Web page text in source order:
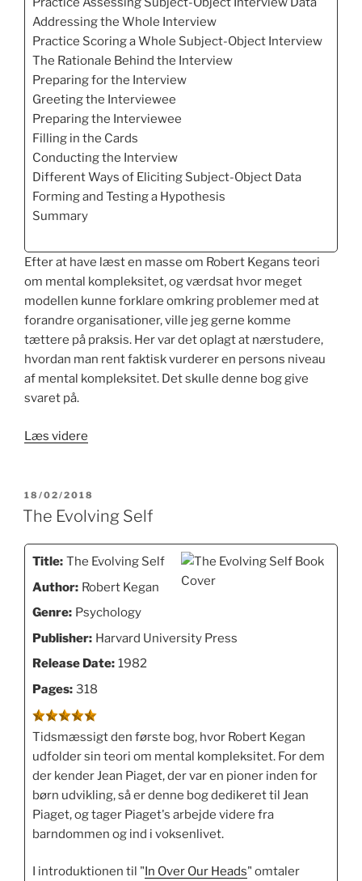
Addressing the Whole Interview
Practice Scoring a Whole Subject-Object Interview
The Rationale Behind the Interview
Preparing for the Interview
Greeting the Interviewee
Preparing the Interviewee
Filling in the Cards
Conducting the Interview
Different Ways of Eliciting Subject-Object Data
Forming and Testing a Hypothesis
Summary
Efter at have læst en masse om Robert Kegans teori
om mental kompleksitet, og værdsat hvor meget
modellen kunne forklare omkring problemer med at
forandre organisationer, ville jeg gerne komme
tættere på praksis. Her var det oplagt at nærstudere,
hvordan man rent faktisk vurderer en persons niveau
af mental kompleksitet. Det skulle denne bog give
svaret på.
Læs videre
The
Subject-
Administration
And
UDGIVET
DEN
18/02/2018
The Evolving Self
Title: The Evolving Self
Author: Robert Kegan
Genre: Psychology
Publisher: Harvard University Press
Release Date: 1982
Pages: 318
Tidsmæssigt den første bog, hvor Robert Kegan
udfolder sin teori om mental kompleksitet. For dem
der kender Jean Piaget, der var en pioner inden for
børn udvikling, så er denne bog dedikeret til Jean
Piaget, og tager Piaget's arbejde videre fra
barndommen og ind i voksenlivet.
I introduktionen til " In Over Our Heads" omtaler